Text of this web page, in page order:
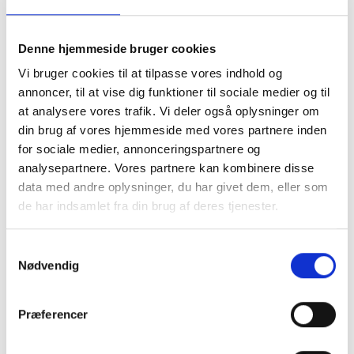
Denne hjemmeside bruger cookies
Vi bruger cookies til at tilpasse vores indhold og
annoncer, til at vise dig funktioner til sociale medier og til
at analysere vores trafik. Vi deler også oplysninger om
din brug af vores hjemmeside med vores partnere inden
for sociale medier, annonceringspartnere og
analysepartnere. Vores partnere kan kombinere disse
data med andre oplysninger, du har givet dem, eller som
de har indsamlet fra din brug af deres tjenester.
Nødvendig
Præferencer
en nyindretning af sundhedsvæsenet.
Derudover kan du møde Mikkel Kristiansen,
som er CEO i Ventriject. I sit oplæg vil han
dykke ned i virksomhedens produkt, som sikrer,
at man kanestimere den vigtigst
sundhedsmarkør på under tre minutter–
hvilket også er overskriften på hans oplæg.
Matias Søndergaard, som er CEO i Rokoko
Care, runder sporet af med et oplæg, hvor han
startups. Overskriften på oplægget er;
Den
muligheder og brugervenlighed – erfaringer
fra deep tech startups